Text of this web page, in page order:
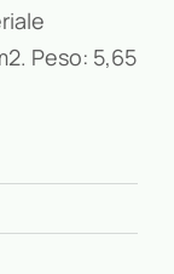
Peso: 5,65